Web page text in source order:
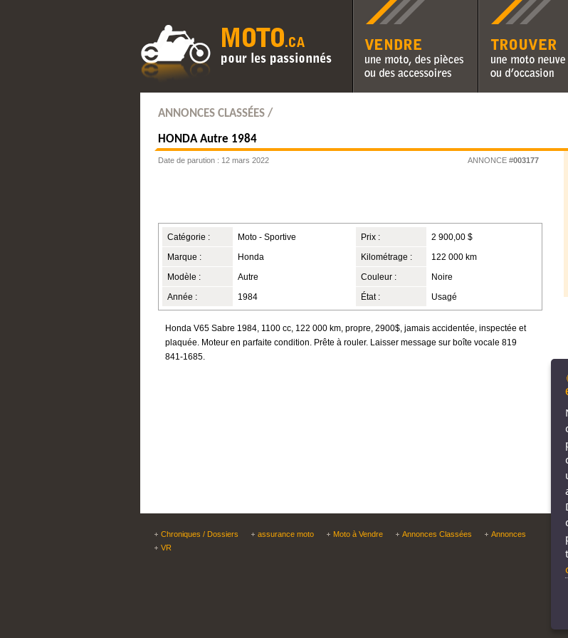
Vendre une moto, des pièces ou
des accessoires
Trouver une moto
d'occasion
ANNONCES CLASSÉES /
HONDAAutre 1984
Date de parution : 12 mars 2022 ANNONCE #003177
Catégorie : Moto - Sportive
Marque : Honda
Modèle : Autre
Année : 1984
Prix : 2 900,00 $
Kilométrage : 122 000 km
Couleur : Noire
État : Usagé
Honda V65 Sabre 1984, 1100 cc, 122 000 km, propre, 2900$, jamais accidentée, inspectée et
plaquée. Moteur en parfaite condition. Prête à rouler. Laisser message sur boîte vocale 819
841-1685.
Chroniques / Dossiers assurance moto Moto à Vendre Annonces Classées
Annonces
VR